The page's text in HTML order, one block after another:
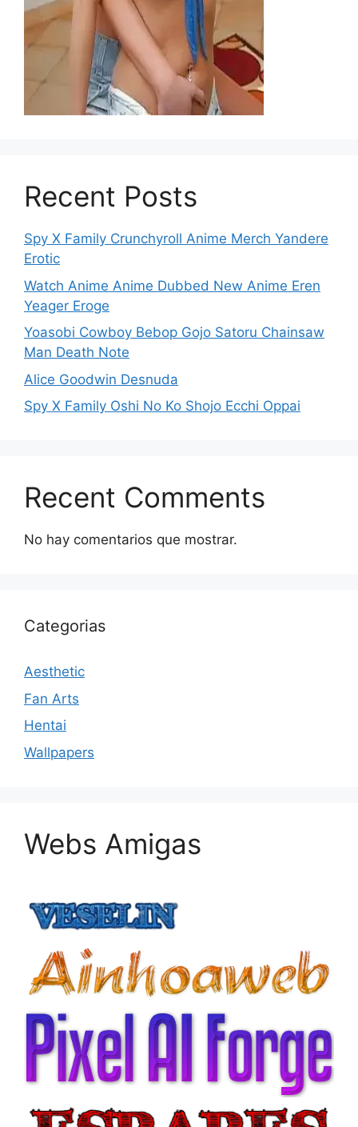
Recent Posts
Spy X Family Crunchyroll Anime Merch Yandere
Erotic
Watch Anime Anime Dubbed New Anime Eren
Yeager Eroge
Yoasobi Cowboy Bebop Gojo Satoru Chainsaw
Man Death Note
Alice Goodwin Desnuda
Spy X Family Oshi No Ko Shojo Ecchi Oppai
Recent Comments
No hay comentarios que mostrar.
Categorias
Aesthetic
Fan Arts
Hentai
Wallpapers
Webs Amigas